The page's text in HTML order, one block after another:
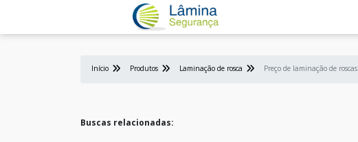
Início Produtos Laminação de rosca Preço de laminação de roscas
Buscas relacionadas: